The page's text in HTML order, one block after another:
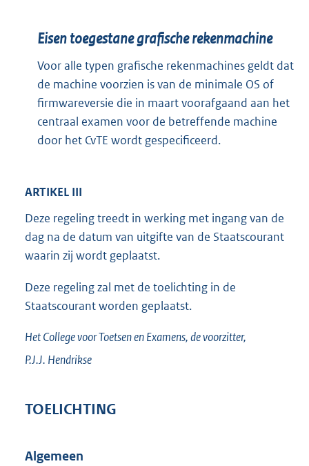
Eisen toegestane grafische rekenmachine
Voor alle typen grafische rekenmachines geldt dat
de machine voorzien is van de minimale OS of
firmwareversie die in maart voorafgaand aan het
centraal examen voor de betreffende machine
door het CvTE wordt gespecificeerd.
ARTIKEL III
Deze regeling treedt in werking met ingang van de
dag na de datum van uitgifte van de Staatscourant
waarin zij wordt geplaatst.
Deze regeling zal met de toelichting in de
Staatscourant worden geplaatst.
Het College voor Toetsen en Examens,de voorzitter,
P.J.J. Hendrikse
TOELICHTING
Algemeen